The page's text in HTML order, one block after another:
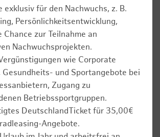
exklusiv für den Nachwuchs, z. B.
Persönlichkeitsentwicklung,
Chance zur Teilnahme an
Nachwuchsprojekten.
wie Corporate
Gesundheits- und Sportangebote bei
Zugang zu
Betriebssportgruppen.
DeutschlandTicket für 35,00€
Angebote.